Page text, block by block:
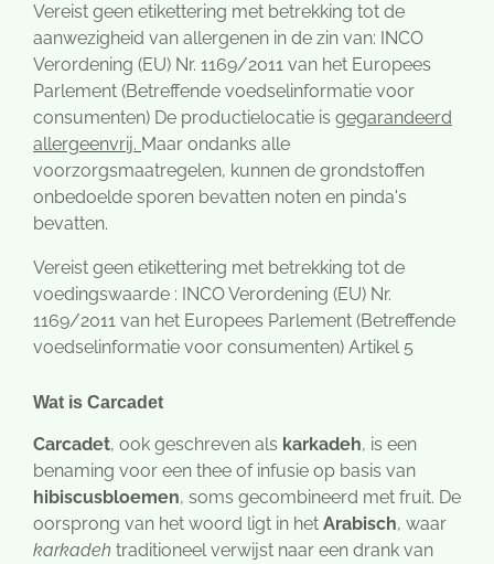
Vereist geen etikettering met betrekking tot de
aanwezigheid van allergenen in de zin van: INCO
Verordening (EU) Nr. 1169/2011 van het Europees
Parlement (Betreffende voedselinformatie voor
consumenten) De productielocatie is gegarandeerd
allergeenvrij. Maar ondanks alle
voorzorgsmaatregelen, kunnen de grondstoffen
onbedoelde sporen bevatten noten en pinda's
bevatten.
Vereist geen etikettering met betrekking tot de
voedingswaarde : INCO Verordening (EU) Nr.
1169/2011 van het Europees Parlement (Betreffende
voedselinformatie voor consumenten) Artikel 5
Wat is Carcadet
Carcadet, ook geschreven als karkadeh, is een
benaming voor een thee of infusie op basis van
hibiscusbloemen, soms gecombineerd met fruit. De
oorsprong van het woord ligt in het Arabisch, waar
karkadeh traditioneel verwijst naar een drank van